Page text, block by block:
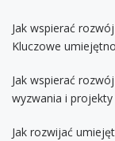
Jak wspierać
Kluczowe
Jak wspierać
wyzwania i projekty
Jak rozwijać